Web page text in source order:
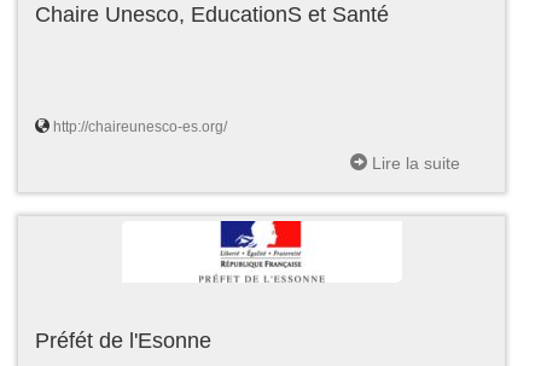
Chaire Unesco, EducationS et Santé
http://chaireunesco-es.org/
Lire la suite
Préfét de l'Esonne